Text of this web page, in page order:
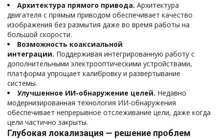
Архитектура прямого привода. Архитектура
двигателя с прямым приводом обеспечивает качество
изображения без размытия даже во время работы на
большой скорости.
Возможность коаксиальной
интеграции. Поддерживая интегрированную работу с
дополнительными электрооптическими устройствами,
платформа упрощает калибровку и развертывание
системы.
Улучшенное ИИ-обнаружение целей. Недавно
модернизированная технология ИИ-обнаружения
обеспечивает непрерывное отслеживание цели, даже когда
цели частично закрыты.
Глубокая локализация — решение проблем